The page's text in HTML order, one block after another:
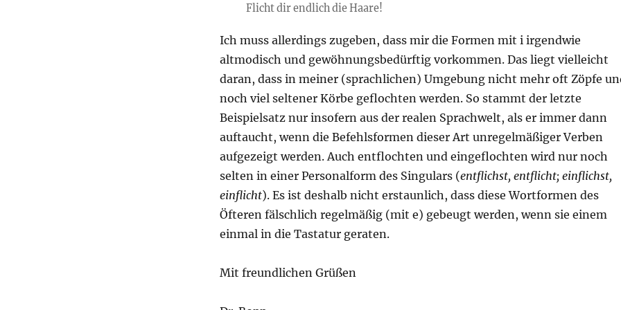
Flicht dir endlich die Haare!
Ich muss allerdings zugeben, dass mir die Formen mit i irgendwie
altmodisch und gewöhnungsbedürftig vorkommen. Das liegt vielleicht
daran, dass in meiner (sprachlichen) Umgebung nicht mehr oft Zöpfe
noch viel seltener Körbe geflochten werden. So stammt der letzte
Beispielsatz nur insofern aus der realen Sprachwelt, als er immer dann
auftaucht, wenn die Befehlsformen dieser Art unregelmäßiger Verben
aufgezeigt werden. Auch entflochten und eingeflochten wird nur noch
selten in einer Personalform des Singulars (entflichst, entflicht; einflichst,
einflicht). Es ist deshalb nicht erstaunlich, dass diese Wortformen des
Öfteren fälschlich regelmäßig (mit e) gebeugt werden, wenn sie einem
einmal in die Tastatur geraten.
Mit freundlichen Grüßen